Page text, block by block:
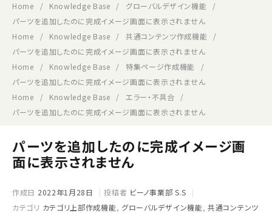
Home
Knowledge Base
グローバルデザイン機能
パーツを追加したのに完成イメージ画面に表示されません
Home
Knowledge Base
共通コンテンツ作成機能
パーツを追加したのに完成イメージ画面に表示されません
Home
Knowledge Base
特集ページ作成機能
パーツを追加したのに完成イメージ画面に表示されません
Home
Knowledge Base
エラー・不具合
パーツを追加したのに完成イメージ画面に表示されません
パーツを追加したのに完成イメージ画
面に表示されません
作成日 2022年1月28日 投稿者 ビーノ事業部 S.S
カテゴリ カテゴリ上部作成機能, グローバルデザイン機能,共通コンテンツ